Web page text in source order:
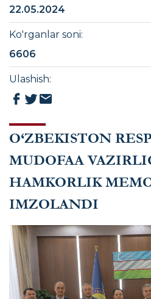
О‘ZBEKISTON
MUDOFAA
HAMKORLIK
IMZOLANDI
22.05.2024
Ko'rganlar soni:
6606
Ulashish: